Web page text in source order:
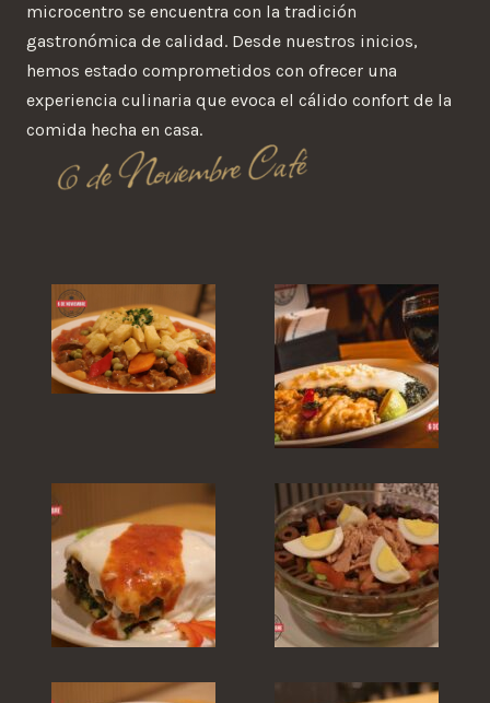
microcentro se encuentra con la tradición
gastronómica de calidad. Desde nuestros inicios,
hemos estado comprometidos con ofrecer una
experiencia culinaria que evoca el cálido confort de la
comida hecha en casa.